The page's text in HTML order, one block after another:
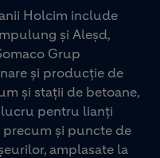
Holcim include
și Aleșd,
Grup
și producție de
și stații de betoane,
pentru lianți
precum și puncte de
amplasate la